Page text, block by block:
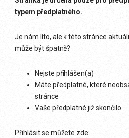
typem předplatného.
Je nám líto, ale k této stránce
může být špatně?
Nejste přihlášen(a)
Máte předplatné, které
stránce
Vaše předplatné již skončilo
Přihlásit se můžete zde: